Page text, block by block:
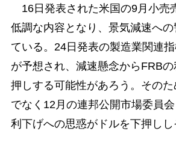
16日発表された米国の9月小売
低調な内容となり、景気減速へ
ている。24日発表の製造業関連
が予想され、減速懸念からFRB
押しする可能性があろう。その
でなく12月の連邦公開市場委員
利下げへの思惑がドルを下押しし